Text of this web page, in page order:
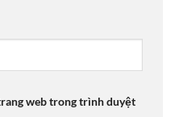
web trong trình duyệt